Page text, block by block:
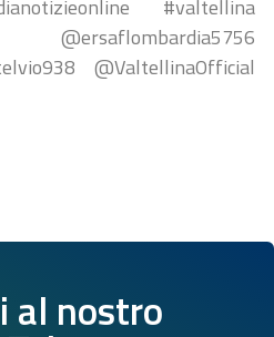
#valtellina
@ValtellinaOfficial
al nostro